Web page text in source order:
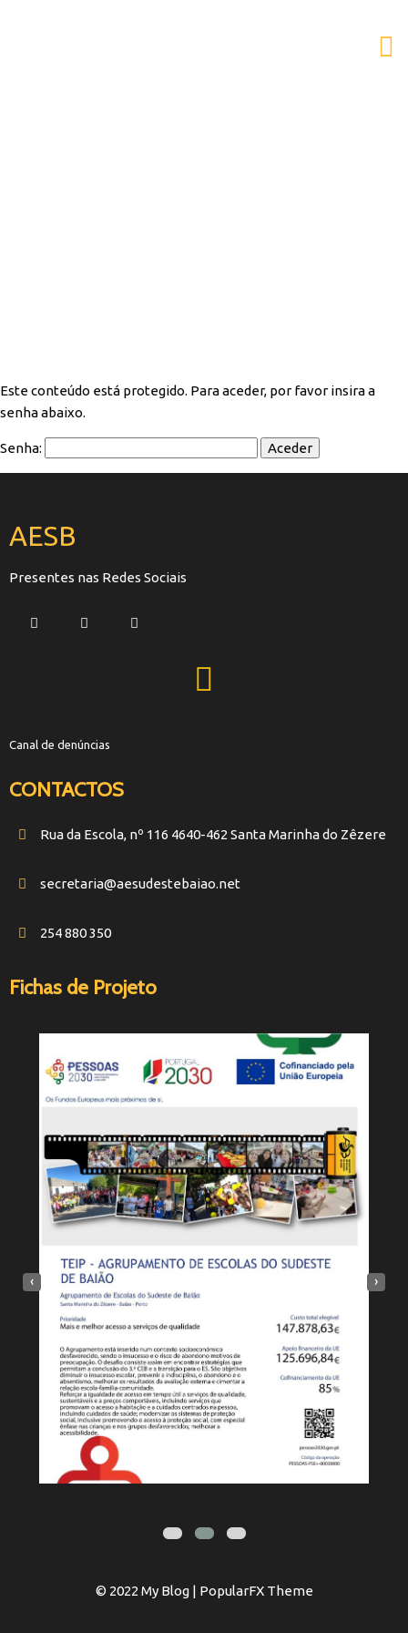
Este conteúdo está protegido. Para aceder, por favor insira a
senha abaixo.
Senha:
AESB
Presentes nas Redes Sociais
Canal de denúncias
CONTACTOS
Rua da Escola, nº 116 4640-462 Santa Marinha do Zêzere
secretaria@aesudestebaiao.net
254 880 350
Fichas de Projeto
‹ ›
© 2022 My Blog | PopularFX Theme